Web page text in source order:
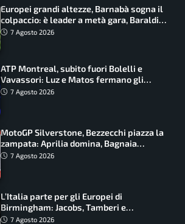
Europei grandi altezze, Barnabà sogna il
colpaccio: è leader a metà gara, Baraldi
ancora in corsa
7 Agosto 2026
ATP Montreal, subito fuori Bolelli e
Vavassori: Luz e Matos fermano gli
azzurri
7 Agosto 2026
MotoGP Silverstone, Bezzecchi piazza la
zampata: Aprilia domina, Bagnaia
costretto al Q1
7 Agosto 2026
L’Italia parte per gli Europei di
Birmingham: Jacobs, Tamberi e
Battocletti guidano una spedizione
7 Agosto 2026